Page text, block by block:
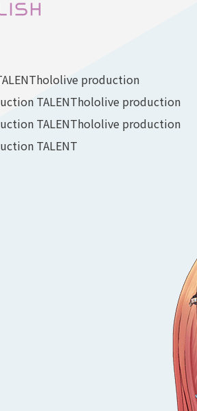
hololive production
TALENThololive production
TALENThololive production
TALENT